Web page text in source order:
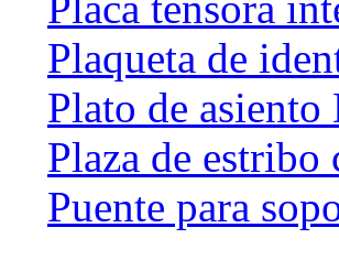
Plaqueta de
Plato de
Plaza de estribo
Puente para